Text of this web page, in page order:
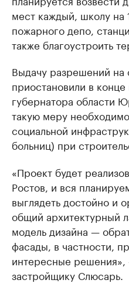
мест каждый, школу на
пожарного депо,
также благоустроить
Выдачу разрешений на
приостановили в
губернатора области
такую меру
социальной
больниц) при
«Проект будет
Ростов, и вся
выглядеть достойно и
общий архитектурный
модель дизайна —
фасады, в частности,
интересные решения»,
застройщику Слюсарь.